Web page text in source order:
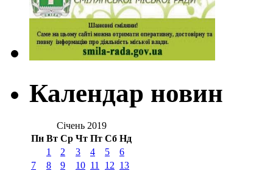
Календар новин
Січень 2019
Пн Вт Ср Чт Пт Сб Нд
1
2 3 4 5
6
7
8 9 10 11 12 13